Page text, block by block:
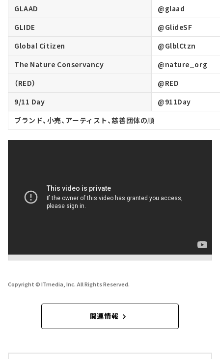
GLAAD
@glaad
GLIDE
@GlideSF
Global Citizen
@GlblCtzn
The Nature Conservancy
@nature_org
（RED）
@RED
9/11 Day
@911Day
ブランド、小売、アーティスト、慈善団体の順
Copyright © ITmedia, Inc. All Rights Reserved.
関連情報